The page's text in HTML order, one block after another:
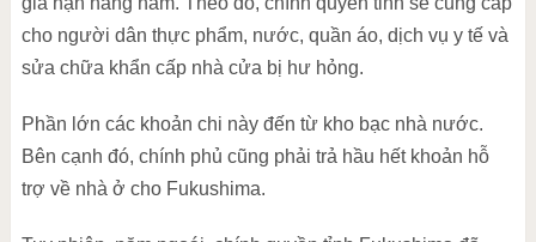
cho người dân thực phẩm, nước, quần áo, dịch vụ y tế và
sửa chữa khẩn cấp nhà cửa bị hư hỏng.
Phần lớn các khoản chi này đến từ kho bạc nhà nước.
Bên cạnh đó, chính phủ cũng phải trả hầu hết khoản hỗ
trợ về nhà ở cho Fukushima.